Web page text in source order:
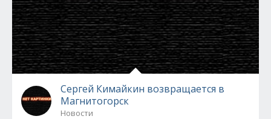
Сергей Кимайкин возвращается в
Магнитогорск
Новости